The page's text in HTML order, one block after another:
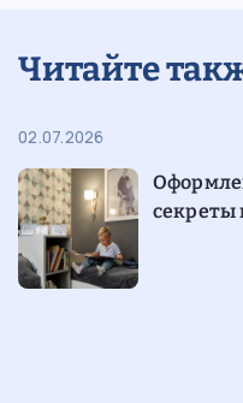
Читайте
02.07.2026
секреты